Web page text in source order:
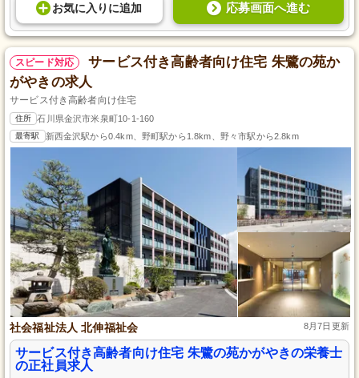
お気に入り に追加 応募画面へ進む
スピード対応
サービス付き高齢者向け住宅 朱鷺の苑か
がやきの求人
サービス付き高齢者向け住宅
住所 石川県金沢市米泉町10-1-160
最寄駅 新西金沢駅から0.4km、野町駅から1.8km、野々市駅から2.8km
社会福祉法人 北伸福祉会 8月7日更新
サービス付き高齢者向け住宅 朱鷺の苑かがやきの栄養士
の正社員求人